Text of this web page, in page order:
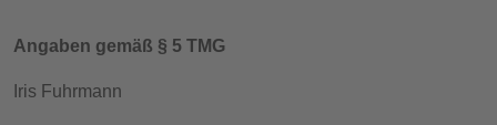
Angaben gemäß § 5 TMG
Iris Fuhrmann